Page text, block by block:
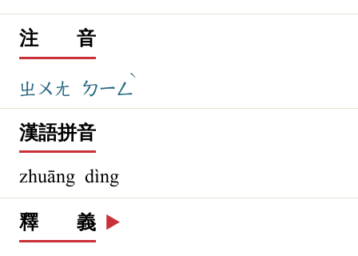
注 音
ㄓㄨㄤ ㄉㄧㄥ
ˋ
漢語拼音
zhuāng dìng
釋 義 ▶️